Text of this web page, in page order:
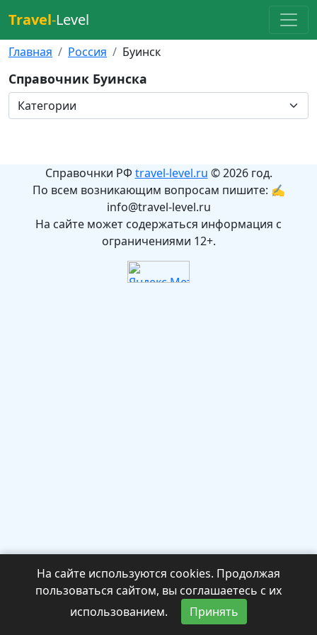
Travel-Level
Главная Россия Буинск
Справочник Буинска
Справочнки РФ travel-level.ru © 2026 год.
По всем возникающим вопросам пишите: ✍
info@travel-level.ru
На сайте может содержаться информация с
ограничениями 12+.
На сайте используются cookies. Продолжая
пользоваться сайтом, вы соглашаетесь с их
использованием.
Принять